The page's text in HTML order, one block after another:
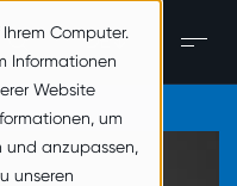
Computer.
Informationen
Website
um
und anzupassen,
unseren
DE